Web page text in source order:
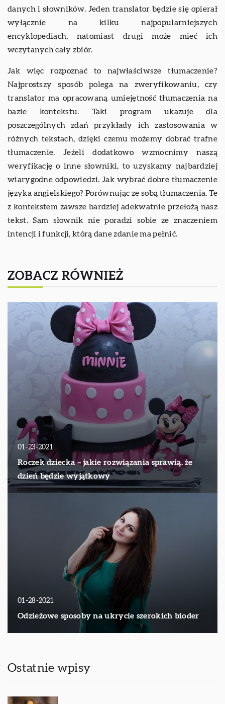
danych i słowników. Jeden translator będzie się opierał
wyłącznie na kilku najpopularniejszych
encyklopediach, natomiast drugi może mieć ich
wczytanych cały zbiór.
Jak więc rozpoznać to najwłaściwsze tłumaczenie?
Najprostszy sposób polega na zweryfikowaniu, czy
translator ma opracowaną umiejętność tłumaczenia na
bazie kontekstu. Taki program ukazuje dla
poszczególnych zdań przykłady ich zastosowania w
różnych tekstach, dzięki czemu możemy dobrać trafne
tłumaczenie. Jeżeli dodatkowo wzmocnimy naszą
weryfikację o inne słowniki, to uzyskamy najbardziej
wiarygodne odpowiedzi. Jak wybrać dobre tłumaczenie
języka angielskiego? Porównując ze sobą tłumaczenia. Te
z kontekstem zawsze bardziej adekwatnie przełożą nasz
tekst. Sam słownik nie poradzi sobie ze znaczeniem
intencji i funkcji, którą dane zdanie ma pełnić.
ZOBACZ RÓWNIEŻ
01-23-2021
Roczek dziecka – jakie rozwiązania sprawią, że
dzień będzie wyjątkowy
01-28-2021
Odzieżowe sposoby na ukrycie szerokich bioder
Ostatnie wpisy